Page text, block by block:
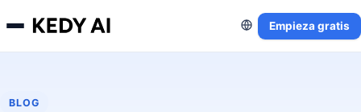
Empieza gratis
BLOG